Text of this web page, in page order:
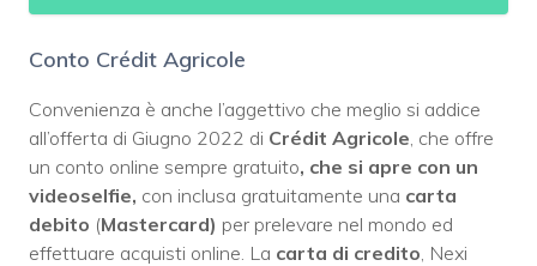
Conto Crédit Agricole
Convenienza è anche l’aggettivo che meglio si addice
all’offerta di Giugno 2022 di Crédit Agricole , che offre
un conto online sempre gratuito, che si apre con un
videoselfie, con inclusa gratuitamente una carta
debito (Mastercard) per prelevare nel mondo ed
effettuare acquisti online. La carta di credito , Nexi